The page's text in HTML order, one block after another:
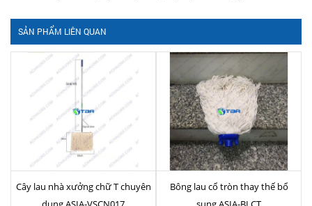
SẢN PHẨM LIÊN QUAN
Cây lau nhà xưởng chữ T chuyên
Bông lau cổ tròn thay thế bổ